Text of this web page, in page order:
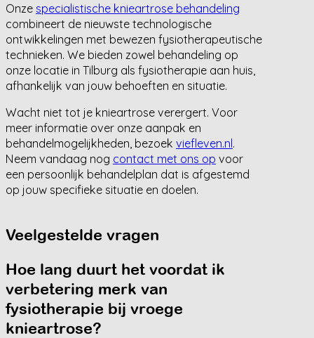
Onze specialistische knieartrose behandeling
combineert de nieuwste technologische
ontwikkelingen met bewezen fysiotherapeutische
technieken. We bieden zowel behandeling op
onze locatie in Tilburg als fysiotherapie aan huis,
afhankelijk van jouw behoeften en situatie.
Wacht niet tot je knieartrose verergert. Voor
meer informatie over onze aanpak en
behandelmogelijkheden, bezoek viefleven.nl.
Neem vandaag nog contact met ons op voor
een persoonlijk behandelplan dat is afgestemd
op jouw specifieke situatie en doelen.
Veelgestelde vragen
Hoe lang duurt het voordat ik
verbetering merk van
fysiotherapie bij vroege
knieartrose?